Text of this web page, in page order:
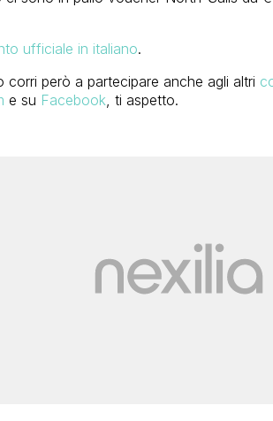
ufficiale in italiano.
corri però a partecipare anche agli altri
e su Facebook , ti aspetto.